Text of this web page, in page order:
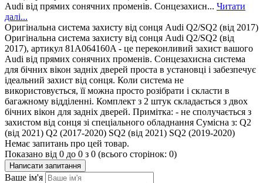
Audi від прямих сонячних променів. Сонцезахисн... Читати
далі...
Оригінальна система захисту від сонця Audi Q2/SQ2 (від 2017)
Оригінальна система захисту від сонця Audi Q2/SQ2 (від
2017), артикул 81A064160A - це переконливий захист вашого
Audi від прямих сонячних променів. Сонцезахисна система
для бічних вікон задніх дверей проста в установці і забезпечує
ідеальний захист від сонця. Коли система не
використовується, її можна просто розібрати і скласти в
багажному відділенні. Комплект з 2 штук складається з двох
бічних вікон для задніх дверей. Примітка: - не сполучається з
захистом від сонця зі спеціального обладнання Сумісна з: Q2
(від 2021) Q2 (2017-2020) SQ2 (від 2021) SQ2 (2019-2020)
Немає запитань про цей товар.
Показано від 0 до 0 з 0 (всього сторінок: 0)
Написати запитання
Ваше ім'я